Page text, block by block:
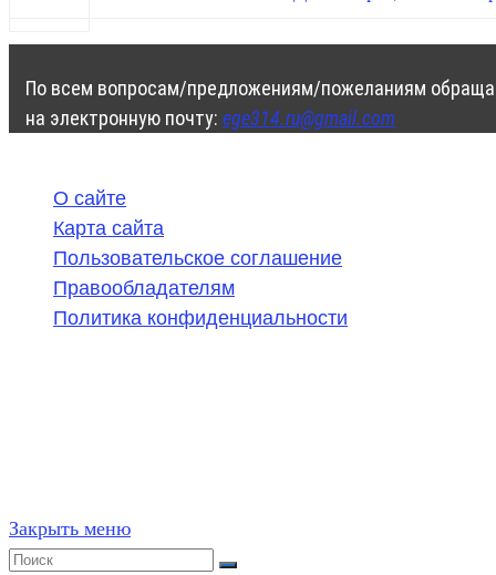
По всем вопросам/предложениям/пожеланиям
на электронную почту: ege314.ru@gmail.com
О сайте
Карта сайта
Пользовательское соглашение
Правообладателям
Политика конфиденциальности
Закрыть меню